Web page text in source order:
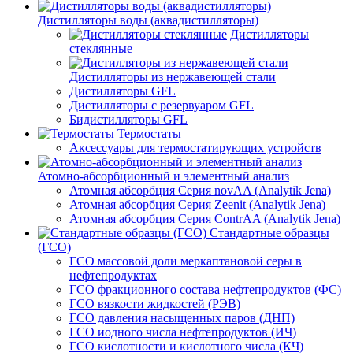
Дистилляторы воды (аквадистилляторы)
Дистилляторы
стеклянные
Дистилляторы из нержавеющей стали
Дистилляторы GFL
Дистилляторы с резервуаром GFL
Бидистилляторы GFL
Термостаты
Аксессуары для термостатирующих устройств
Атомно-абсорбционный и элементный анализ
Атомная абсорбция Серия novAA (Analytik Jena)
Атомная абсорбция Серия Zeenit (Analytik Jena)
Атомная абсорбция Серия СontrAA (Analytik Jena)
Стандартные образцы
(ГСО)
ГСО массовой доли меркаптановой серы в
нефтепродуктах
ГСО фракционного состава нефтепродуктов (ФС)
ГСО вязкости жидкостей (РЭВ)
ГСО давления насыщенных паров (ДНП)
ГСО иодного числа нефтепродуктов (ИЧ)
ГСО кислотности и кислотного числа (КЧ)